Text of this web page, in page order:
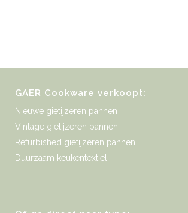
GAER Cookware verkoopt:
Nieuwe gietijzeren pannen
Vintage gietijzeren pannen
Refurbished gietijzeren pannen
Duurzaam keukentextiel